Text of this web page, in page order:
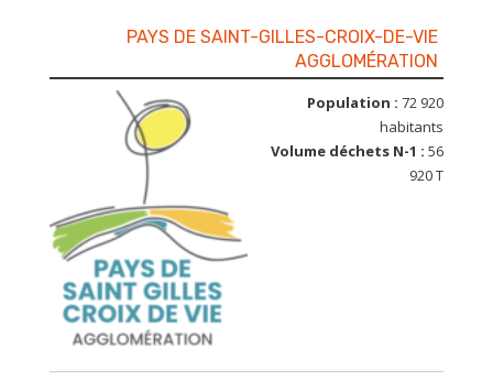
PAYS DE SAINT-GILLES-CROIX-DE-VIE
AGGLOMÉRATION
Population : 72 920
habitants
Volume déchets N-1 : 56
920 T